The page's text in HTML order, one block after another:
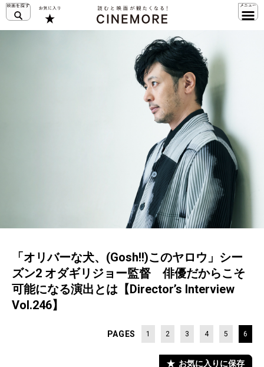
「オリバーな犬、(Gosh!!)このヤロウ」シー
ズン2 オダギリジョー監督 俳優だからこそ
可能になる演出とは【Director’s Interview
Vol.246】
PAGES 1 2 3 4 5 6
お気に入りに保存